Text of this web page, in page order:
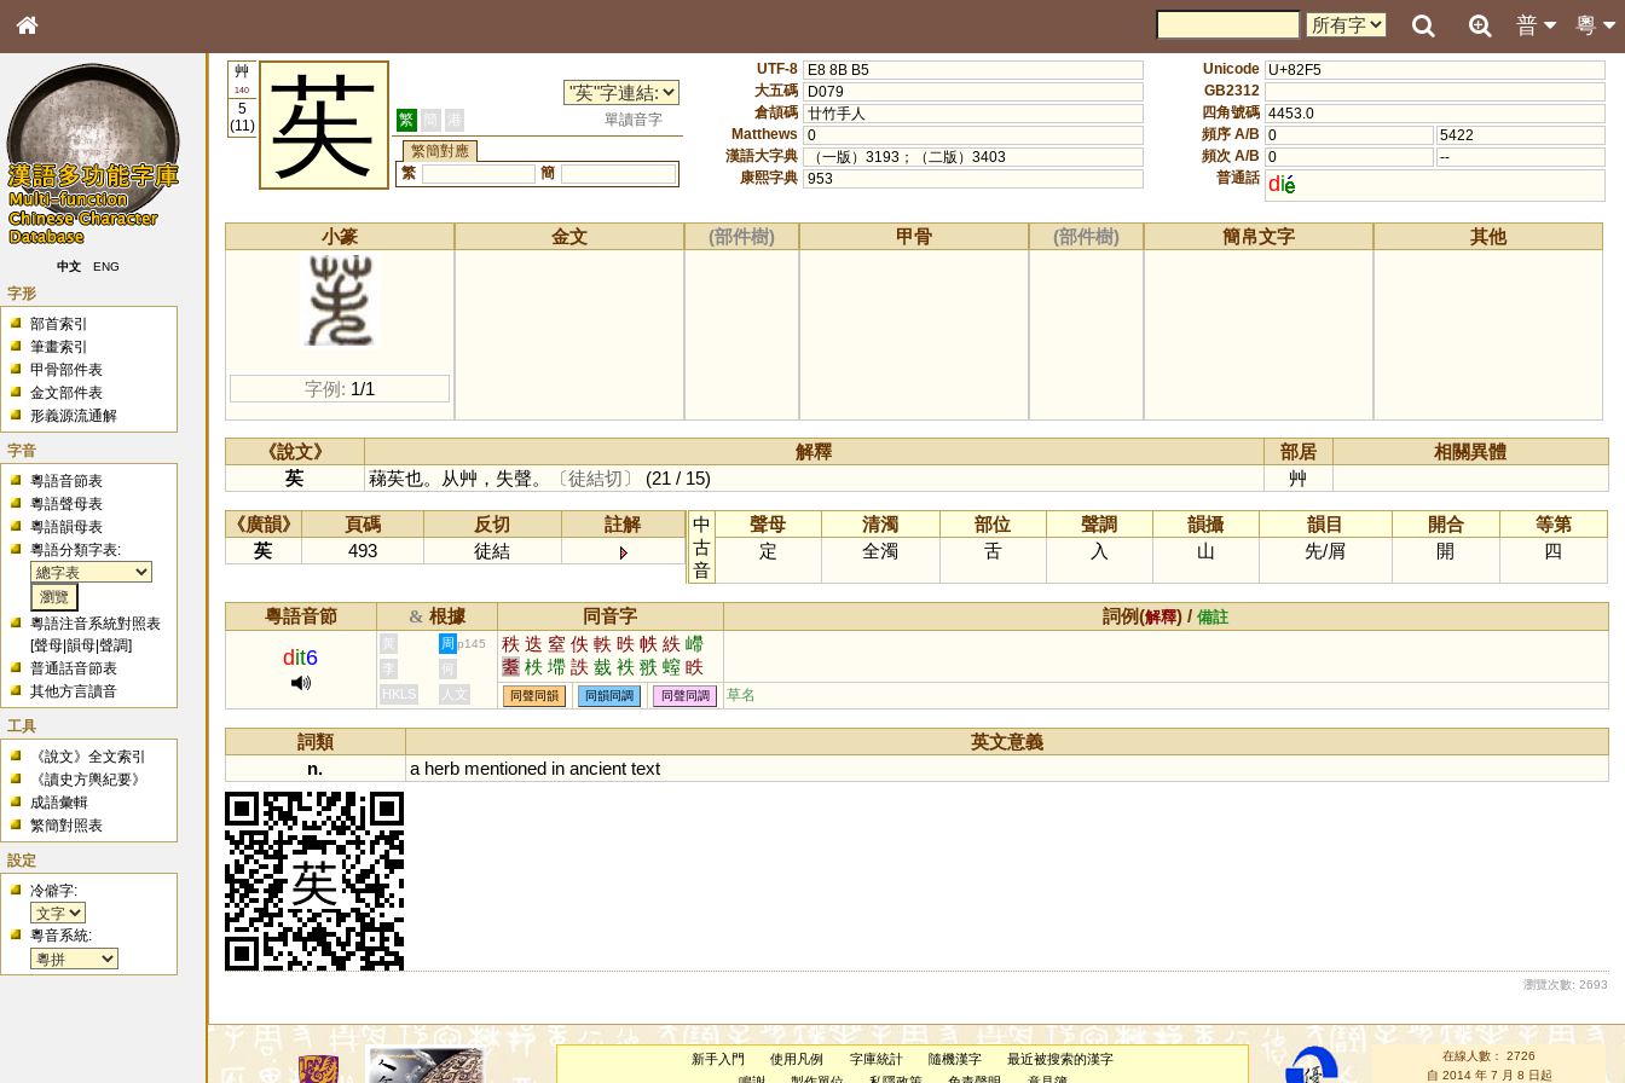
粵
普
中文 ENG
字形
部首索引
筆畫索引
甲骨部件表
金文部件表
形義源流通解
字音
粵語音節表
粵語聲母表
粵語韻母表
粵語分類字表:
粵語注音系統對照表
[聲母 |韻母 |聲調]
普通話音節表
其他方言讀音
工具
《說文》全文索引
《讀史方輿紀要》
成語彙輯
繁簡對照表
設定
冷僻字:
粵音系統:
艸
140
5
(11)
苵 繁 簡 港
單讀音字
繁簡對應
繁
簡
UTF-8
E8 8B B5
大五碼
D079
倉頡碼 廿竹手人
Matthews
0
漢語大字典
（一版）3193；（二版）3403
康熙字典 953
Unicode U+82F5
GB2312
四角號碼 4453.0
頻序 A/B 0
5422
頻次 A/B 0
--
普通話 di
小篆
字例: 1/1
金文 (部件樹) 甲骨 (部件樹) 簡帛文字 其他
《說文》 解釋 部居
相關異體
苵
蕛苵也。从艸，失聲。 〔徒結切〕 (21 / 15) 艸
《廣韻》 頁碼 反切
註解
苵
493 徒結
中
古
音
聲母 清濁 部位 聲調 韻攝 韻目 開合
等第
定
全濁 舌 入 山 先/屑 開 四
粵語音節 & 根據 同音字 詞例(解釋) /備註
dit6
黃 周 p145 秩 迭 窒 佚 軼 昳 帙 紩 嵽
耋 柣 墆 詄 臷 袟 翐 螲 眣
瓞 洷 垤 咥 峌 絰 胅 镻
李
何
HKLS
人文 同聲同韻 同韻同調 同聲同調 草名
詞類
英文意義
n.
a herb mentioned in ancient text
瀏覽次數: 2693
新手入門 使用凡例 字庫統計 隨機漢字
最近被搜索的漢字
在線人數： 2726
自 2014 年 7 月 8 日起